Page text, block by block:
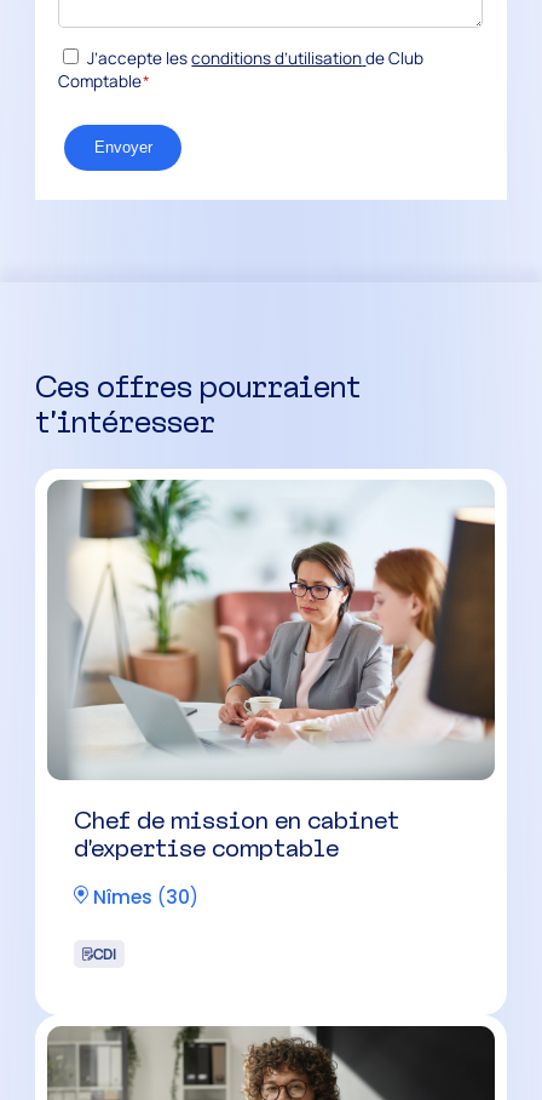
RGPD*
J’accepte lesconditions d’utilisationde Club
Comptable*
Envoyer
Ces offres pourraient
t’intéresser
Chef de mission en cabinet
d’expertise comptable
Nîmes (30)
CDI